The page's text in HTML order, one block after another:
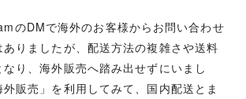
のDMで海外のお客様からお問い合わせ
りましたが、配送方法の複雑さや送料
り、海外販売へ踏み出せずにいまし
販売」を利用してみて、国内配送とま